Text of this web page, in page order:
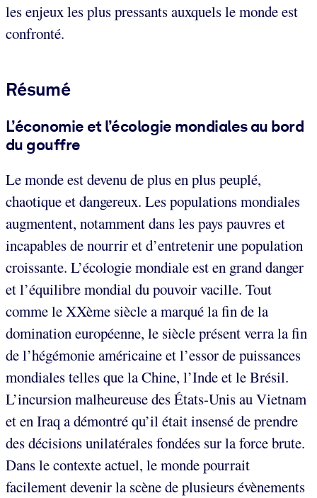
les enjeux les plus pressants auxquels le monde est
confronté.
Résumé
L’économie et l’écologie mondiales au bord
du gouffre
Le monde est devenu de plus en plus peuplé,
chaotique et dangereux. Les populations mondiales
augmentent, notamment dans les pays pauvres et
incapables de nourrir et d’entretenir une population
croissante. L’écologie mondiale est en grand danger
et l’équilibre mondial du pouvoir vacille. Tout
comme le XXème siècle a marqué la fin de la
domination européenne, le siècle présent verra la fin
de l’hégémonie américaine et l’essor de puissances
mondiales telles que la Chine, l’Inde et le Brésil.
L’incursion malheureuse des États-Unis au Vietnam
et en Iraq a démontré qu’il était insensé de prendre
des décisions unilatérales fondées sur la force brute.
Dans le contexte actuel, le monde pourrait
facilement devenir la scène de plusieurs évènements